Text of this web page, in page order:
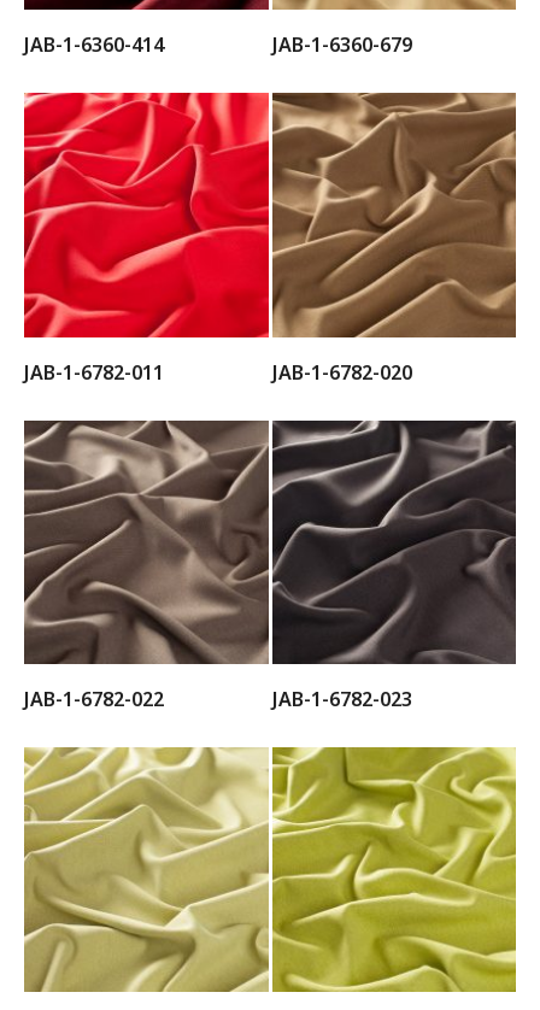
JAB-1-6360-414 JAB-1-6360-679
JAB-1-6782-011 JAB-1-6782-020
JAB-1-6782-022 JAB-1-6782-023